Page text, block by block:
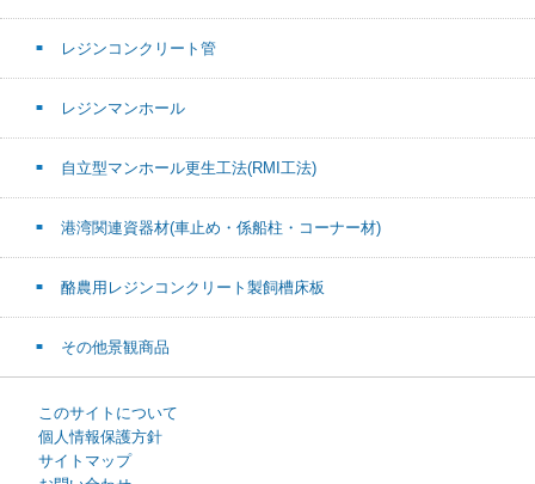
レジンコンクリート管
レジンマンホール
自立型マンホール更生工法(RMI工法)
港湾関連資器材(車止め・係船柱・コーナー材)
酪農用レジンコンクリート製飼槽床板
その他景観商品
このサイトについて
個人情報保護方針
サイトマップ